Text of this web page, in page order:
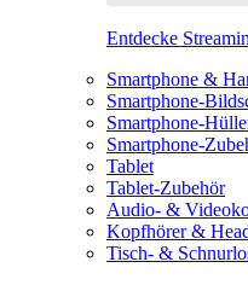
Entdecke
Smartphone &
Smartphone-
Smartphone-
Smartphone-
Tablet
Tablet-Zubehör
Audio- &
Kopfhörer &
Tisch- &